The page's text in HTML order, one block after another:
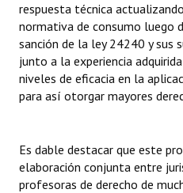
Banca del Vecino - Registro
Huéspedes de Honor - Registro
Antiguos Pobladores - Registro
Reconocimientos - Registro
Entrega de distinciones
respuesta técnica
normativa de consumo luego
sanción de la ley 24240 y sus
junto a la experiencia
niveles de eficacia en la
para así otorgar mayores
Es dable destacar que este
elaboración conjunta entre
profesoras de derecho de